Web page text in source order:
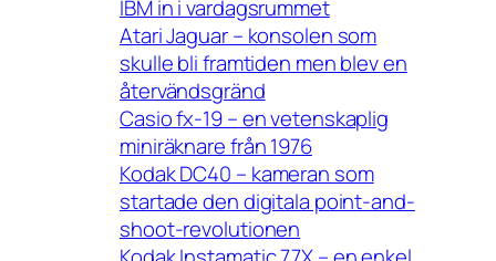
IBM in i vardagsrummet
Atari Jaguar – konsolen som
skulle bli framtiden men blev en
återvändsgränd
Casio fx-19 – en vetenskaplig
miniräknare från 1976
Kodak DC40 – kameran som
startade den digitala point-and-
shoot-revolutionen